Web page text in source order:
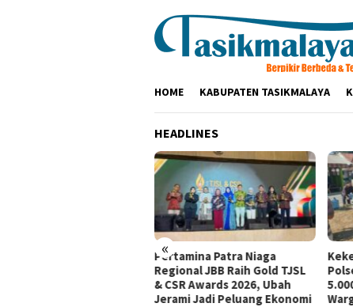
HOME KABUPATEN TASIKMALAYA
HEADLINES
«
Pertamina Patra Niaga
Regional JBB Raih Gold TJSL
& CSR Awards 2026, Ubah
Jerami Jadi Peluang Ekonomi